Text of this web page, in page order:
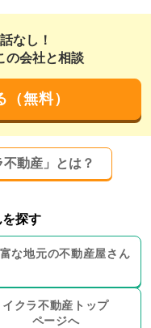
なし！
の会社と相談
無料）
動産」とは？
探す
な地元の不動産屋さん
イクラ不動産トップ
ページへ